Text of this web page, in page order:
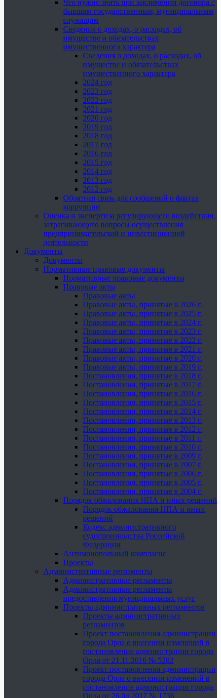
Что нужно знать при заключении договора с
бывшим государственным, муниципальным
служащим
Сведения о доходах, о расходах, об
имуществе и обязательствах
имущественного характера
Сведения о доходах, о расходах, об
имуществе и обязательствах
имущественного характера
2024 год
2023 год
2022 год
2021 год
2020 год
2019 год
2018 год
2017 год
2016 год
2015 год
2014 год
2013 год
2012 год
Обратная связь для сообщений о фактах
коррупции
Оценка и экспертиза регулирующего воздействия,
затрагивающего вопросы осуществления
предпринимательской и инвестиционной
деятельности
Документы
Документы
Нормативные правовые документы
Нормативные правовые документы
Правовые акты
Правовые акты
Правовые акты, принятые в 2026 г.
Правовые акты, принятые в 2025 г.
Правовые акты, принятые в 2024 г.
Правовые акты, принятые в 2023 г.
Правовые акты, принятые в 2022 г.
Правовые акты, принятые в 2021 г.
Правовые акты, принятые в 2020 г.
Правовые акты, принятые в 2019 г.
Постановления, принятые в 2018 г.
Постановления, принятые в 2017 г.
Постановления, принятые в 2016 г.
Постановления, принятые в 2015 г.
Постановления, принятые в 2014 г.
Постановления, принятые в 2013 г.
Постановления, принятые в 2012 г.
Постановления, принятые в 2011 г.
Постановления, принятые в 2010 г.
Постановления, принятые в 2009 г.
Постановления, принятые в 2007 г.
Постановления, принятые в 2006 г.
Постановления, принятые в 2005 г.
Постановления, принятые в 2004 г.
Порядок обжалования НПА и иных решений
Порядок обжалования НПА и иных
решений
Кодекс административного
судопроизводства Российской
Федерации
Антимонопольный комплаенс
Проекты
Административные регламенты
Административные регламенты
Административные регламенты
предоставления муниципальных услуг
Проекты административных регламентов
Проекты административных
регламентов
Проект постановления администрации
города Орла о внесении изменений в
постановление администрации города
Орла от 21.11.2016 № 5282
Проект постановления администрации
города Орла о внесении изменений в
постановление администрации города
Орла от 26.04.2017 № 1736